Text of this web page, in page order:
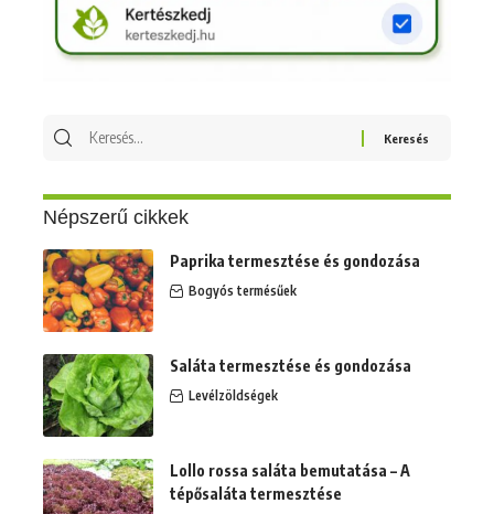
Keresés
Népszerű cikkek
Paprika termesztése és gondozása
Bogyós termésűek
Saláta termesztése és gondozása
Levélzöldségek
Lollo rossa saláta bemutatása – A
tépősaláta termesztése